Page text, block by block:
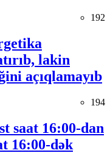
192
lakin
açıqlamayıb
194
saat 16:00-dan
16:00-dək